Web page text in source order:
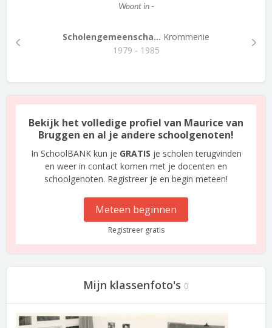
Woont in -
Scholengemeenscha... Krommenie
1979 - 1985
Bekijk het volledige profiel van Maurice van
Bruggen en al je andere schoolgenoten!
In SchoolBANK kun je GRATIS je scholen terugvinden
en weer in contact komen met je docenten en
schoolgenoten. Registreer je en begin meteen!
Meteen beginnen
Registreer gratis
Mijn klassenfoto's 0